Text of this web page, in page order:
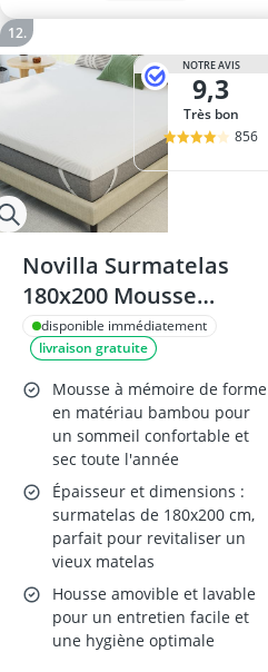
NOTRE AVIS
9,3
Très bon
856
Novilla Surmatelas
180x200 Mousse
Bambou
disponible immédiatement
livraison gratuite
Mousse à mémoire de forme
en matériau bambou pour
un sommeil confortable et
sec toute l'année
Épaisseur et dimensions :
surmatelas de 180x200 cm,
parfait pour revitaliser un
vieux matelas
Housse amovible et lavable
pour un entretien facile et
une hygiène optimale